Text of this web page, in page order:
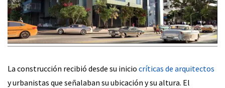
La construcción recibió desde su inicio críticas de arquitectos
y urbanistas que señalaban su ubicación y su altura. El